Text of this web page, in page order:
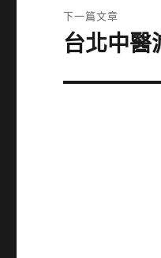
文
章:
下一篇文章
下
篇
台北中醫